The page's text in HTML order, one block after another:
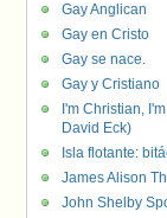
Gay Anglican
Gay en Cristo
Gay se nace.
Gay y Cristiano
I'm Christian,
David Eck)
Isla flotante:
James Alison
John Shelby